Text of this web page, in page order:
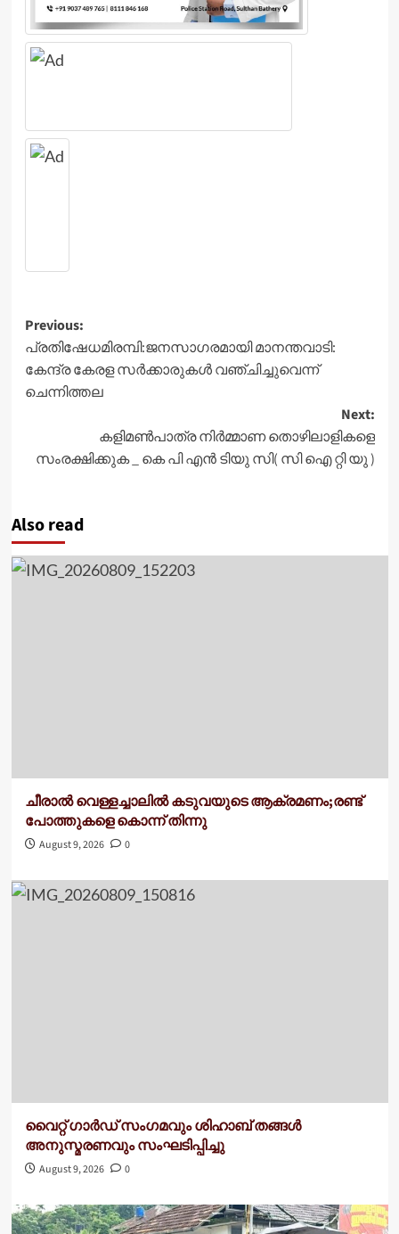
Post
navigation
Previous:
പ്രതിഷേധമിരമ്പി:ജനസാഗരമായി മാനന്തവാടി:
കേന്ദ്ര കേരള സർക്കാരുകൾ വഞ്ചിച്ചുവെന്ന്
ചെന്നിത്തല
Next:
കളിമണ്‍പാത്ര നിര്‍മ്മാണ തൊഴിലാളികളെ
സംരക്ഷിക്കുക _ കെ പി എന്‍ ടിയു സി( സി ഐ റ്റി യു )
Also read
ചീരാൽ വെള്ളച്ചാലിൽ കടുവയുടെ ആക്രമണം;രണ്ട്
പോത്തുകളെ കൊന്ന് തിന്നു
August 9, 2026 0
വൈറ്റ് ഗാർഡ് സംഗമവും ശിഹാബ് തങ്ങൾ
അനുസ്മരണവും സംഘടിപ്പിച്ചു
August 9, 2026 0